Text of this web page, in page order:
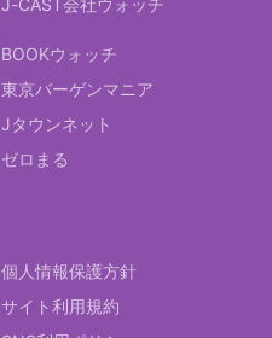
BOOKウォッチ
東京バーゲンマニア
Jタウンネット
ゼロまる
個人情報保護方針
サイト利用規約